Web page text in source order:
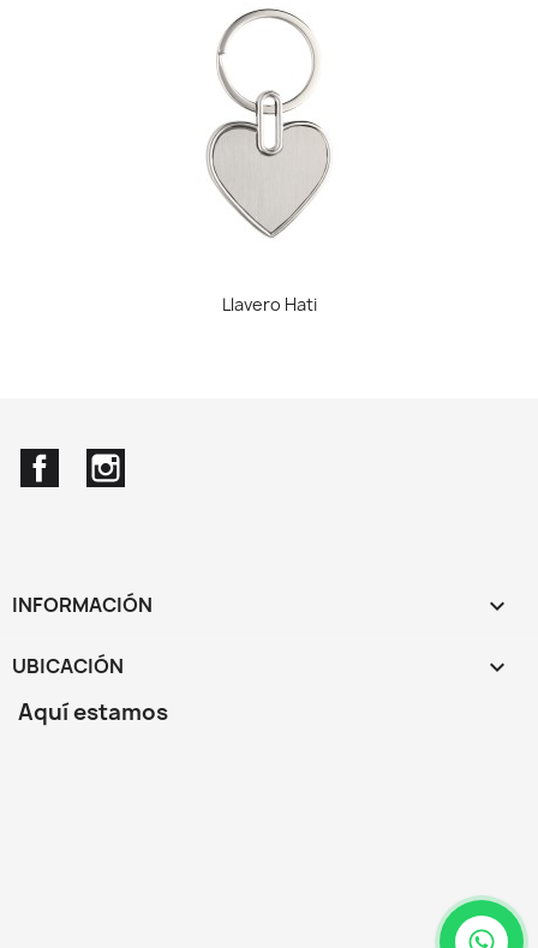
Llavero Hati
Facebook
INFORMACIÓN 
UBICACIÓN keyboard_arrow_down
Aquí estamos